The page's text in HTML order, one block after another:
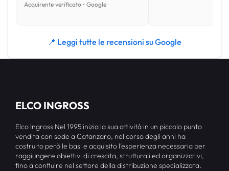
Acquirente verificato • Google
📍 Leggi tutte le recensioni su Google
ELCO INGROSS
Elco Ingross Nel 1995 inizia la sua attività in un piccolo punto
vendita con sede a Catanzaro, nel corso degli anni ha
costruito però le basi e acquisito l’esperienza necessaria per
raggiungere obiettivi di crescita, strutturali ed organizzativi,
fino a confluire nel settore della distribuzione specializzata.